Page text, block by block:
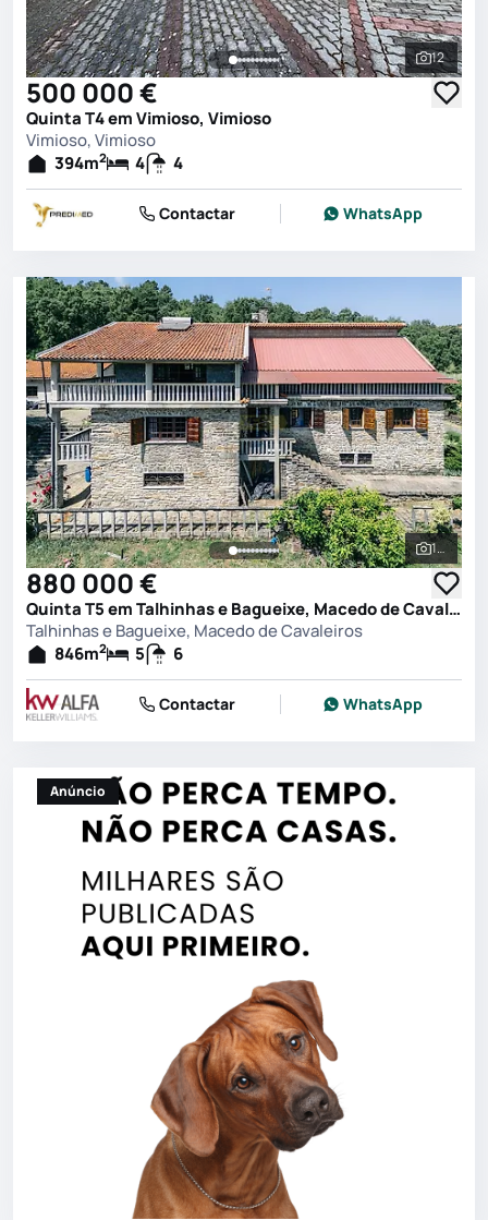
Ver
12
500 000 €
Quinta T4 em Vimioso, Vimioso
Vimioso, Vimioso
394m2 4 4
Contactar WhatsApp
Ver
109
880 000 €
Quinta T5 em Talhinhas e Bagueixe, Macedo de Cavaleiros
Talhinhas e Bagueixe, Macedo de Cavaleiros
846m2 5 6
Contactar WhatsApp
Anúncio